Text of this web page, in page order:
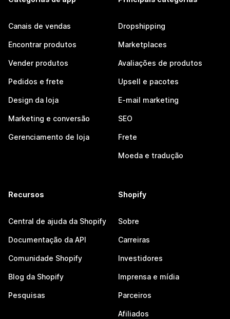
Canais de vendas
Encontrar produtos
Vender produtos
Pedidos e frete
Design da loja
Marketing e conversão
Gerenciamento de loja
Dropshipping
Marketplaces
Avaliações de produtos
Upsell e pacotes
E-mail marketing
SEO
Frete
Moeda e tradução
Recursos
Central de ajuda da Shopify
Documentação da API
Comunidade Shopify
Blog da Shopify
Pesquisas
Shopify
Sobre
Carreiras
Investidores
Imprensa e mídia
Parceiros
Afiliados